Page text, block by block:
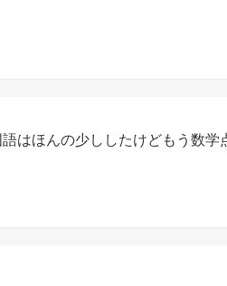
はほんの少ししたけどもう数学